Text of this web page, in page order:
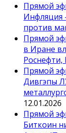
Прямой
Инфляция
против
Прямой
в Иране
Роснефти,
Прямой
Дивгэпы
12.01.2026
Прямой
Биткоин